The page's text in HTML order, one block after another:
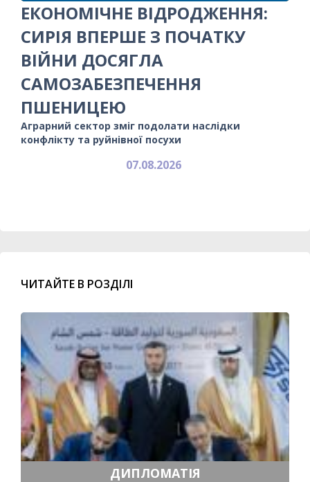
ЕКОНОМІЧНЕ ВІДРОДЖЕННЯ:
СИРІЯ ВПЕРШЕ З ПОЧАТКУ
ВІЙНИ ДОСЯГЛА
САМОЗАБЕЗПЕЧЕННЯ
ПШЕНИЦЕЮ
Аграрний сектор зміг подолати наслідки
конфлікту та руйнівної посухи
07.08.2026
ЧИТАЙТЕ В РОЗДІЛІ
ДИПЛОМАТІЯ